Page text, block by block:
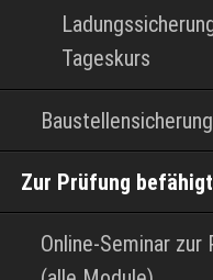
Tageskurs
Zur Prüfung
Online-Seminar